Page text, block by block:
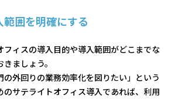
囲を明確にする
フィスの導入目的や導入範囲がどこまでな
ましょう。
の外回りの業務効率化を図りたい」という
のサテライトオフィス導入であれば、利用